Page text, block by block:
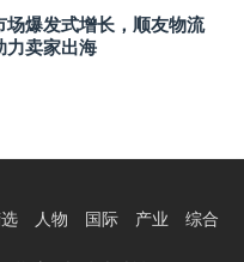
场爆发式增长，顺友物流
力卖家出海
人物 国际 产业 综合